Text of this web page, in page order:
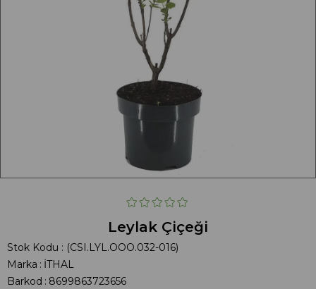
Leylak Çiçeği
Stok Kodu
(CSI.LYL.OOO.032-016)
Marka : İTHAL
Barkod : 8699863723656